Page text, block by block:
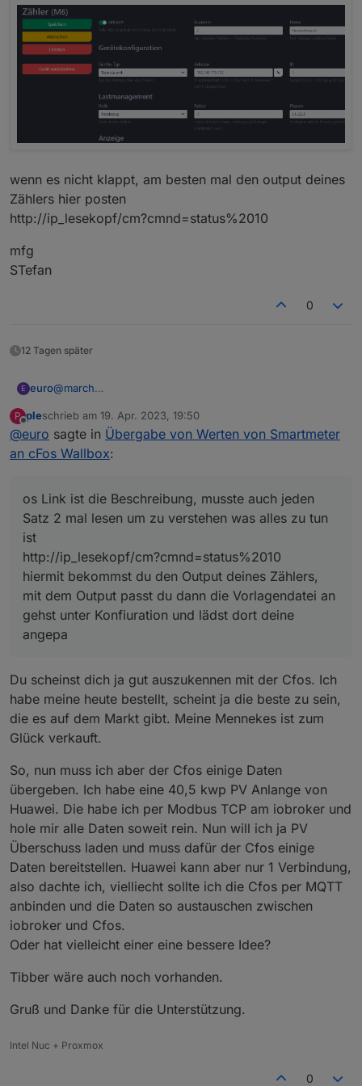
wenn es nicht klappt, am besten mal den output deines
Zählers hier posten
http://ip_lesekopf/cm?cmnd=status%2010
mfg
STefan
0
12 Tagen später
E euro@march
du musst dirhier bei cfosdie Vorlagendatei für den
Tasmota
https://www.cfos-emobility.de/files/meter-
herunterladen und an deine Umgebung anpassen, bei mir
jeden Satz 2 mal lesen um zu verstehen was alles zu tun
ist
http://ip_lesekopf/cm?cmnd=status%2010
Output passt du dann die Vorlagendatei an
Vorlagendatei als Zählerdefinition hoch
anschliessend in Screenshot von dir dann den neuen
Zähler (statt HTTP Input) auswählen, dann kannst du dort
kannst du in der Vorlage anapassen)
http://ip_lesekopf/cm?cmnd=status%2010
mfg
STefan
P
Offline
pleschrieb am 19. Apr. 2023, 19:50
zuletzt editiert von
@euro sagte in Übergabe von Werten von Smartmeter
an cFos Wallbox:
os Link ist die Beschreibung, musste auch jeden
Satz 2 mal lesen um zu verstehen was alles zu tun
ist
http://ip_lesekopf/cm?cmnd=status%2010
hiermit bekommst du den Output deines Zählers,
mit dem Output passt du dann die Vorlagendatei an
gehst unter Konfiuration und lädst dort deine
angepa
Du scheinst dich ja gut auszukennen mit der Cfos. Ich
habe meine heute bestellt, scheint ja die beste zu sein,
die es auf dem Markt gibt. Meine Mennekes ist zum
Glück verkauft.
So, nun muss ich aber der Cfos einige Daten
übergeben. Ich habe eine 40,5 kwp PV Anlange von
Huawei. Die habe ich per Modbus TCP am iobroker und
hole mir alle Daten soweit rein. Nun will ich ja PV
Überschuss laden und muss dafür der Cfos einige
Daten bereitstellen. Huawei kann aber nur 1 Verbindung,
also dachte ich, vielliecht sollte ich die Cfos per MQTT
anbinden und die Daten so austauschen zwischen
iobroker und Cfos.
Oder hat vielleicht einer eine bessere Idee?
Tibber wäre auch noch vorhanden.
Gruß und Danke für die Unterstützung.
Intel Nuc + Proxmox
0